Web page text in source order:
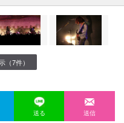
（7件）
送る 送信